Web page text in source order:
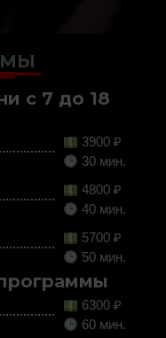
с 7 до 18
3900 ₽
30 мин.
4800 ₽
40 мин.
5700 ₽
50 мин.
6300 ₽
60 мин.